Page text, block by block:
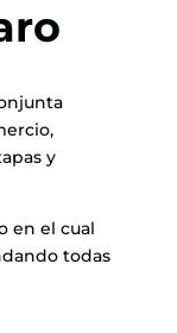
y
en el cual
todas